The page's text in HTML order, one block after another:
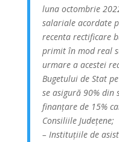
luna octombrie
salariale acordate
recenta rectificare
primit în mod real
urmare a acestei
Bugetului de Stat
se asigură 90% din
finanțare de 15%
Consiliile Județene;
– Instituţiile de